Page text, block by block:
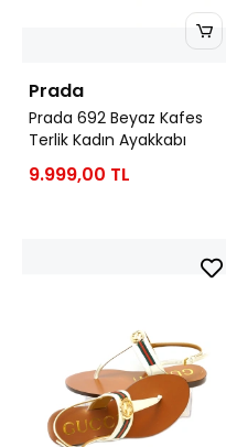
Prada
Prada 692 Beyaz Kafes
Terlik Kadın Ayakkabı
9.999,00 TL